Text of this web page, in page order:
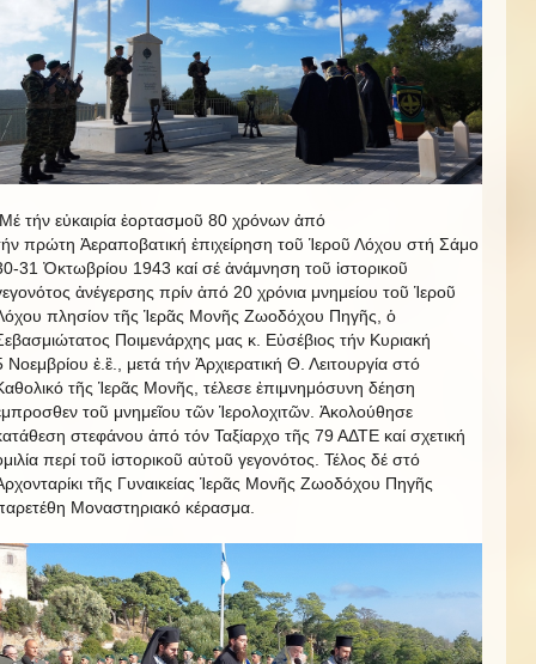
τήν εὐκαιρία ἑορτασμοῦ 80 χρόνων ἀπό
πρώτη Ἀεραποβατική ἐπιχείρηση τοῦ Ἱεροῦ Λόχου στή Σάμο
31 Ὀκτωβρίου 1943 καί σέ ἀνάμνηση τοῦ ἱστορικοῦ
ἀνέγερσης πρίν ἀπό 20 χρόνια μνημείου τοῦ Ἱεροῦ
πλησίον τῆς Ἱερᾶς Μονῆς Ζωοδόχου Πηγῆς, ὁ
Ποιμενάρχης μας κ. Εὐσέβιος τήν Κυριακή
Νοεμβρίου ἐ.ἒ., μετά τήν Ἀρχιερατική Θ. Λειτουργία στό
τῆς Ἱερᾶς Μονῆς, τέλεσε ἐπιμνημόσυνη δέηση
τοῦ μνημεῖου τῶν Ἱερολοχιτῶν. Ἀκολούθησε
στεφάνου ἀπό τόν Ταξίαρχο τῆς 79 ΑΔΤΕ καί σχετική
περί τοῦ ἱστορικοῦ αὐτοῦ γεγονότος. Τέλος δέ στό
τῆς Γυναικείας Ἱερᾶς Μονῆς Ζωοδόχου Πηγῆς
Μοναστηριακό κέρασμα.